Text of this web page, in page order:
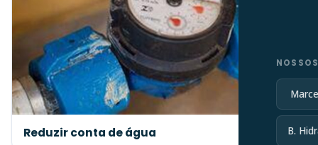
B.
Reduzir conta de água